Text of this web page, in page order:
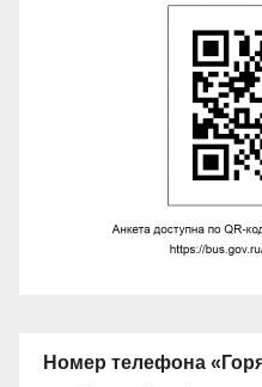
Номер телефона